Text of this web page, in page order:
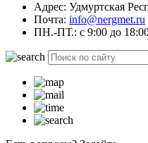
Адрес: Удмуртская
Почта: info@nergmet.ru
ПН.-ПТ.: с 9:00 до